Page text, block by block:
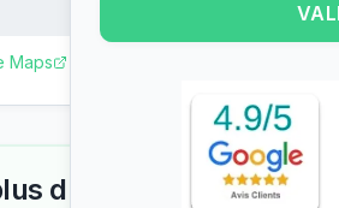
Maps
d'informations ?